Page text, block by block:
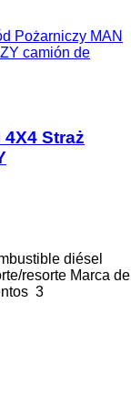
Pożarniczy MAN
camión de
Straż
diésel
resorte Marca de
3